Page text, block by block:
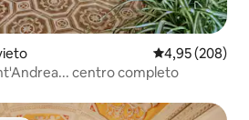
Calificación
4,95 (208)
centro completo